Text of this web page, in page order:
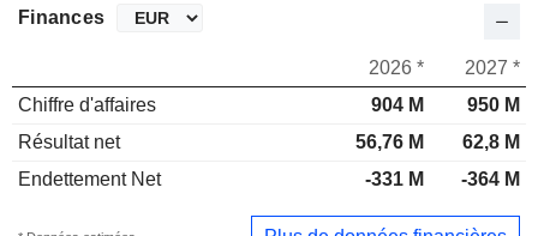
Finances
2026 *
2027 *
Chiffre d'affaires
904 M
950 M
Résultat net
56,76 M
62,8 M
Endettement Net
-331 M -364 M